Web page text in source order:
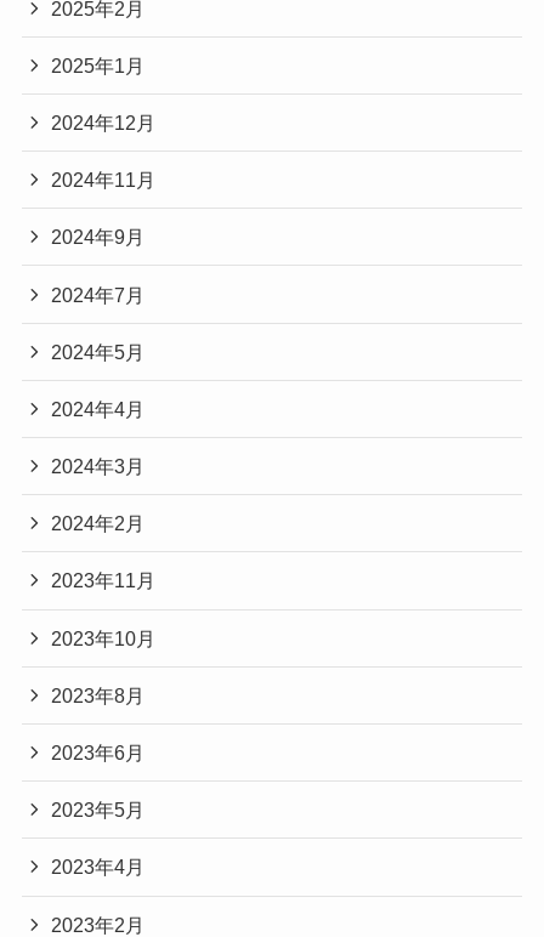
2025年2月
2025年1月
2024年12月
2024年11月
2024年9月
2024年7月
2024年5月
2024年4月
2024年3月
2024年2月
2023年11月
2023年10月
2023年8月
2023年6月
2023年5月
2023年4月
2023年2月